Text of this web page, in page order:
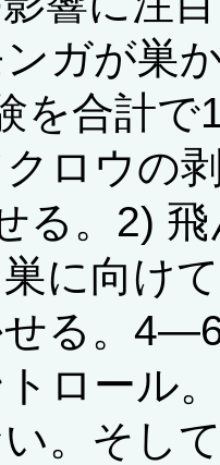
ンガが巣
を合計で
ロウの
る。2)
に向け
る。
ロール
。そし